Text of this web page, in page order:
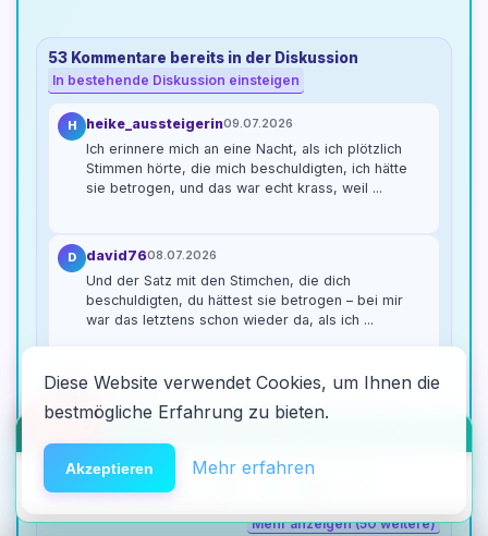
53 Kommentare bereits in der Diskussion
In bestehende Diskussion einsteigen
H heike_aussteigerin09.07.2026
Ich erinnere mich an eine Nacht, als ich plötzlich
Stimmen hörte, die mich beschuldigten, ich hätte
sie betrogen, und das war echt krass, weil ...
D david7608.07.2026
Und der Satz mit den Stimchen, die dich
beschuldigten, du hättest sie betrogen – bei mir
war das letztens schon wieder da, als ich ...
T tageslicht 08.07.2026
@david76 genau das mit den Stimmen kenne ich
in der WG, nicht Speed. Plötzlich ...
Mehr anzeigen (50 weitere)
🆘Hilfe
Diese Website verwendet Cookies, um Ihnen die
bestmögliche Erfahrung zu bieten.
Akzeptieren Mehr erfahren